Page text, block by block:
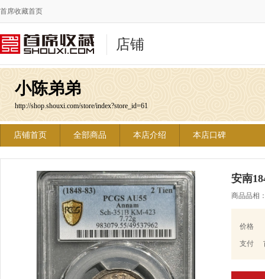
首席收藏首页
店铺
小陈弟弟
http://shop.shouxi.com/store/index?store_id=61
店铺首页 全部商品 本店介绍 本店口碑
安南
商品品相
价格
支付